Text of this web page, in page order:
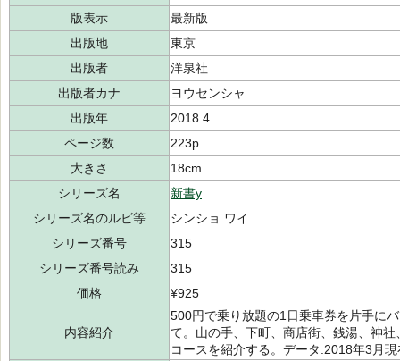
版表示
最新版
出版地
東京
出版者
洋泉社
出版者カナ
ヨウセンシャ
出版年
2018.4
ページ数
223p
大きさ
18cm
シリーズ名
新書y
シリーズ名のルビ等
シンショ ワイ
シリーズ番号
315
シリーズ番号読み
315
価格
¥925
内容紹介
500円で乗り放題の1日乗車券を片手に
て。山の手、下町、商店街、銭湯、神
コースを紹介する。データ:2018年3月現